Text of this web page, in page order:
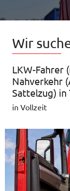
Wir
LKW-Fahrer
Nahverkehr
Sattelzug)
in Vollzeit